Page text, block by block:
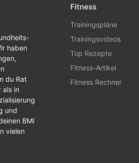
haben
du Rat
als in
und
BMI
vielen
Fitness
Trainingspläne
Trainingsvideos
Top Rezepte
Fitness-Artikel
Fitness Rechner